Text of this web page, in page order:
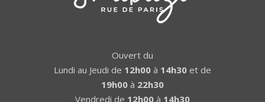
Ouvert du
Lundi au Jeudi de 12h00 à 14h30 et de
19h00 à 22h30
Vendredi de 12h00 à 14h30